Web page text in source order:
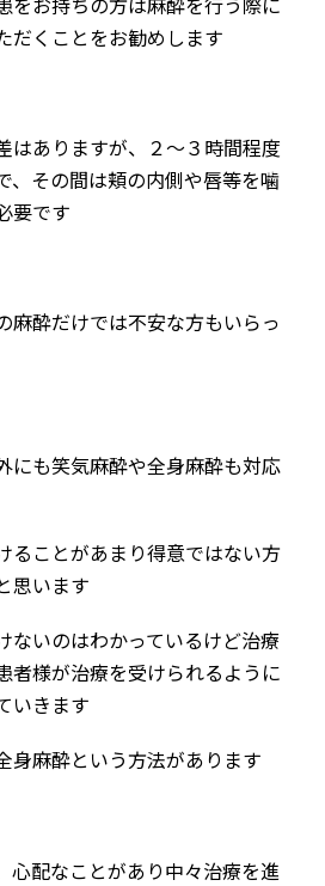
だくことをお勧めします
はありますが、２～３時間程度
、その間は頬の内側や唇等を噛
要です
麻酔だけでは不安な方もいらっ
にも笑気麻酔や全身麻酔も対応
ることがあまり得意ではない方
思います
ないのはわかっているけど治療
者様が治療を受けられるように
いきます
身麻酔という方法があります
心配なことがあり中々治療を進